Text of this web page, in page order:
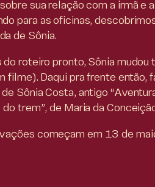
sua relação com a irmã e
para as oficinas,
de Sônia.
do roteiro pronto, Sônia
filme). Daqui pra frente então,
de Sônia Costa, antigo
trem”, de Maria da
começam em 13 de